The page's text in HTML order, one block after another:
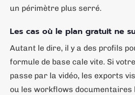
un périmètre plus serré.
Les cas où le plan gratuit ne
Autant le dire, il y a des profils
formule de base cale vite. Si
passe par la vidéo, les exports
ou les workflows documentaires